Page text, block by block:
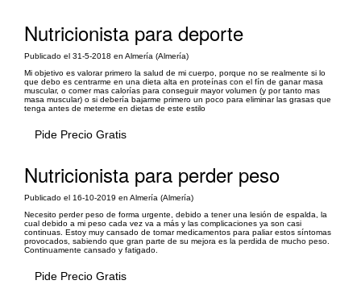
Nutricionista para deporte
Publicado el 31-5-2018 en Almería (Almería)
Mi objetivo es valorar primero la salud de mi cuerpo, porque no se realmente si lo
que debo es centrarme en una dieta alta en proteínas con el fín de ganar masa
muscular, o comer mas calorías para conseguir mayor volumen (y por tanto mas
masa muscular) o si debería bajarme primero un poco para eliminar las grasas que
tenga antes de meterme en dietas de este estilo
Pide Precio Gratis
Nutricionista para perder peso
Publicado el 16-10-2019 en Almería (Almería)
Necesito perder peso de forma urgente, debido a tener una lesión de espalda, la
cual debido a mi peso cada vez va a más y las complicaciones ya son casi
continuas. Estoy muy cansado de tomar medicamentos para paliar estos síntomas
provocados, sabiendo que gran parte de su mejora es la perdida de mucho peso.
Continuamente cansado y fatigado.
Pide Precio Gratis